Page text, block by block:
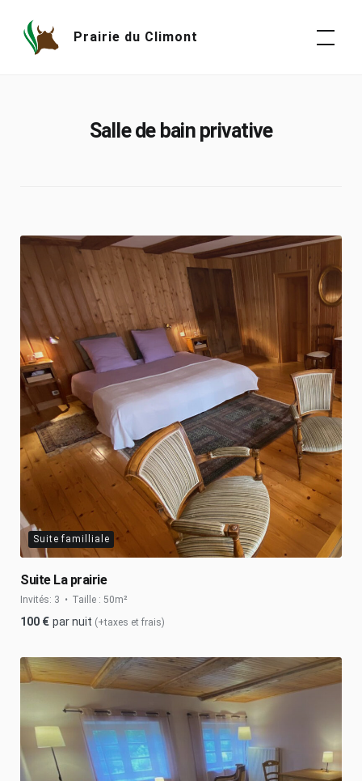
content
Prairie du Climont
Salle de bain privative
Suite familliale
Suite La prairie
Invités: 3 Taille : 50m²
100 € par nuit (+taxes et frais)